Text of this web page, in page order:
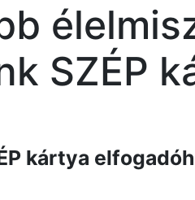
SZÉP
kártya